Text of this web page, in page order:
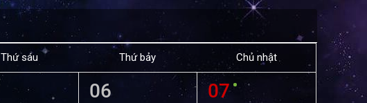
Thứ sáu Thứ bảy Chủ nhật
06 07